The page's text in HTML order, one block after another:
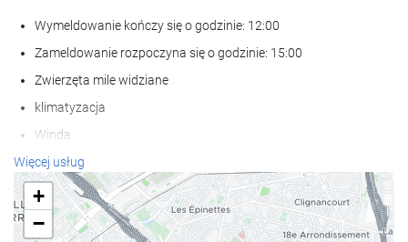
Wymeldowanie kończy się o godzinie: 12:00
Zameldowanie rozpoczyna się o godzinie: 15:00
Zwierzęta mile widziane
klimatyzacja
Winda
Dostęp dla osób niepełnosprawnych
Pokoje dla niepalących
Strefa dla palaczy
Więcej usług
+
−